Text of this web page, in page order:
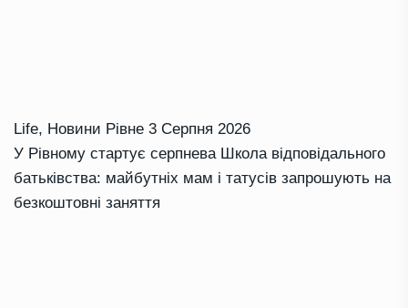
Life, Новини Рівне 3 Серпня 2026
У Рівному стартує серпнева Школа відповідального
батьківства: майбутніх мам і татусів запрошують на
безкоштовні заняття